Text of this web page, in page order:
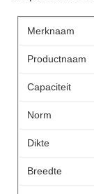
Merknaam
Productnaam
Capaciteit
Norm
Dikte
Breedte